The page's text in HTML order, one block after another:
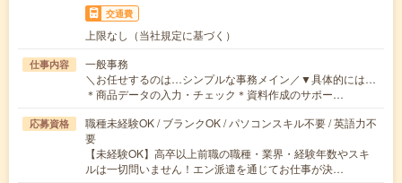
交通費
上限なし（当社規定に基づく）
仕事内容
一般事務
＼お任せするのは…シンプルな事務メイン／▼具体的には…
＊商品データの入力・チェック＊資料作成のサポー…
応募資格
職種未経験OK / ブランクOK / パソコンスキル不要 / 英語力不
要
【未経験OK】高卒以上前職の職種・業界・経験年数やスキ
ルは一切問いません！エン派遣を通じてお仕事が決…